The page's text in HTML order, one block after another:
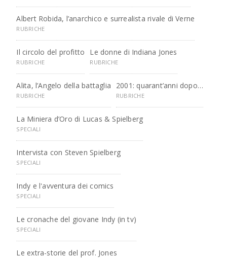
Albert Robida, l’anarchico e surrealista rivale di Verne
RUBRICHE
Il circolo del profitto
RUBRICHE
Le donne di Indiana Jones
RUBRICHE
Alita, l’Angelo della battaglia
RUBRICHE
2001: quarant’anni dopo…
RUBRICHE
La Miniera d’Oro di Lucas & Spielberg
SPECIALI
Intervista con Steven Spielberg
SPECIALI
Indy e l'avventura dei comics
SPECIALI
Le cronache del giovane Indy (in tv)
SPECIALI
Le extra-storie del prof. Jones